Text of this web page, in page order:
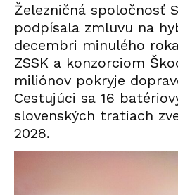
Železničná spoločnosť
podpísala zmluvu na
decembri minulého
ZSSK a konzorciom
miliónov pokryje
Cestujúci sa 16
slovenských tratiach
2028.